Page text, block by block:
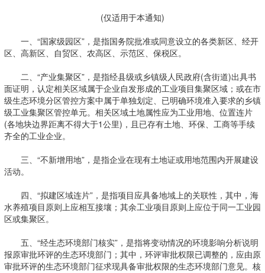
(仅适用于本通知)
一、“国家级园区”，是指国务院批准或同意设立的各类新区、经开
区、高新区、自贸区、农高区、示范区、保税区。
二、“产业集聚区”，是指经县级或乡镇级人民政府(含街道)出具书
面证明，认定相关区域属于企业自发形成的工业项目集聚区域；或在市
级生态环境分区管控方案中属于单独划定、已明确环境准入要求的乡镇
级工业集聚区管控单元。相关区域土地属性应为工业用地、位置连片
(各地块边界距离不得大于1公里)，且已存有土地、环保、工商等手续
齐全的工业企业。
三、“不新增用地”，是指企业在现有土地证或用地范围内开展建设
活动。
四、“拟建区域连片”，是指项目应具备地域上的关联性，其中，海
水养殖项目原则上应相互接壤；其余工业项目原则上应位于同一工业园
区或集聚区。
五、“经生态环境部门核实”，是指将变动情况的环境影响分析说明
报原审批环评的生态环境部门；其中，环评审批权限已调整的，应由原
审批环评的生态环境部门征求现具备审批权限的生态环境部门意见。核